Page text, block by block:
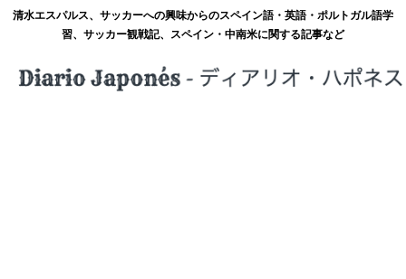
清水エスパルス、サッカーへの興味からのスペイン語・英語・ポルトガル語学
習、サッカー観戦記、スペイン・中南米に関する記事など